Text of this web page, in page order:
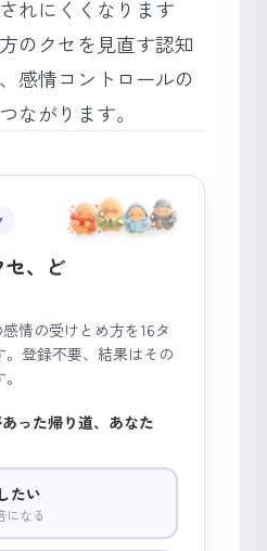
れにくくなります
のクセを見直す認知
感情コントロールの
ながります。
セ、ど
情の受けとめ方を16タ
登録不要、結果はその
った帰り道、あなた
たい
になる